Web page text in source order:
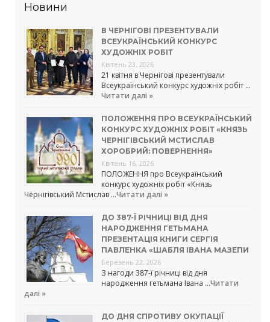
Новини
В ЧЕРНІГОВІ ПРЕЗЕНТУВАЛИ
ВСЕУКРАЇНСЬКИЙ КОНКУРС
ХУДОЖНІХ РОБІТ
Квітень 23, 2026
21 квітня в Чернігові презентували
Всеукраїнський конкурс художніх робіт …
Читати далі »
ПОЛОЖЕННЯ ПРО ВСЕУКРАЇНСЬКИЙ
КОНКУРС ХУДОЖНІХ РОБІТ «КНЯЗЬ
ЧЕРНІГІВСЬКИЙ МСТИСЛАВ
ХОРОБРИЙ: ПОВЕРНЕННЯ»
Квітень 16, 2026
ПОЛОЖЕННЯ про Всеукраїнський
конкурс художніх робіт «Князь
Чернігівський Мстислав …Читати далі »
ДО 387-Ї РІЧНИЦІ ВІД ДНЯ
НАРОДЖЕННЯ ГЕТЬМАНА
ПРЕЗЕНТАЦІЯ КНИГИ СЕРГІЯ
ПАВЛЕНКА «ШАБЛЯ ІВАНА МАЗЕПИ
Березень 22, 2026
З нагоди 387-ї річниці від дня
народження гетьмана Івана …Читати
далі »
ДО ДНЯ СПРОТИВУ ОКУПАЦІЇ